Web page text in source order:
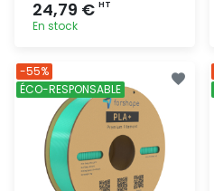
24,79 € HT
En stock
rapide
-55%
ÉCO-RESPONSABLE